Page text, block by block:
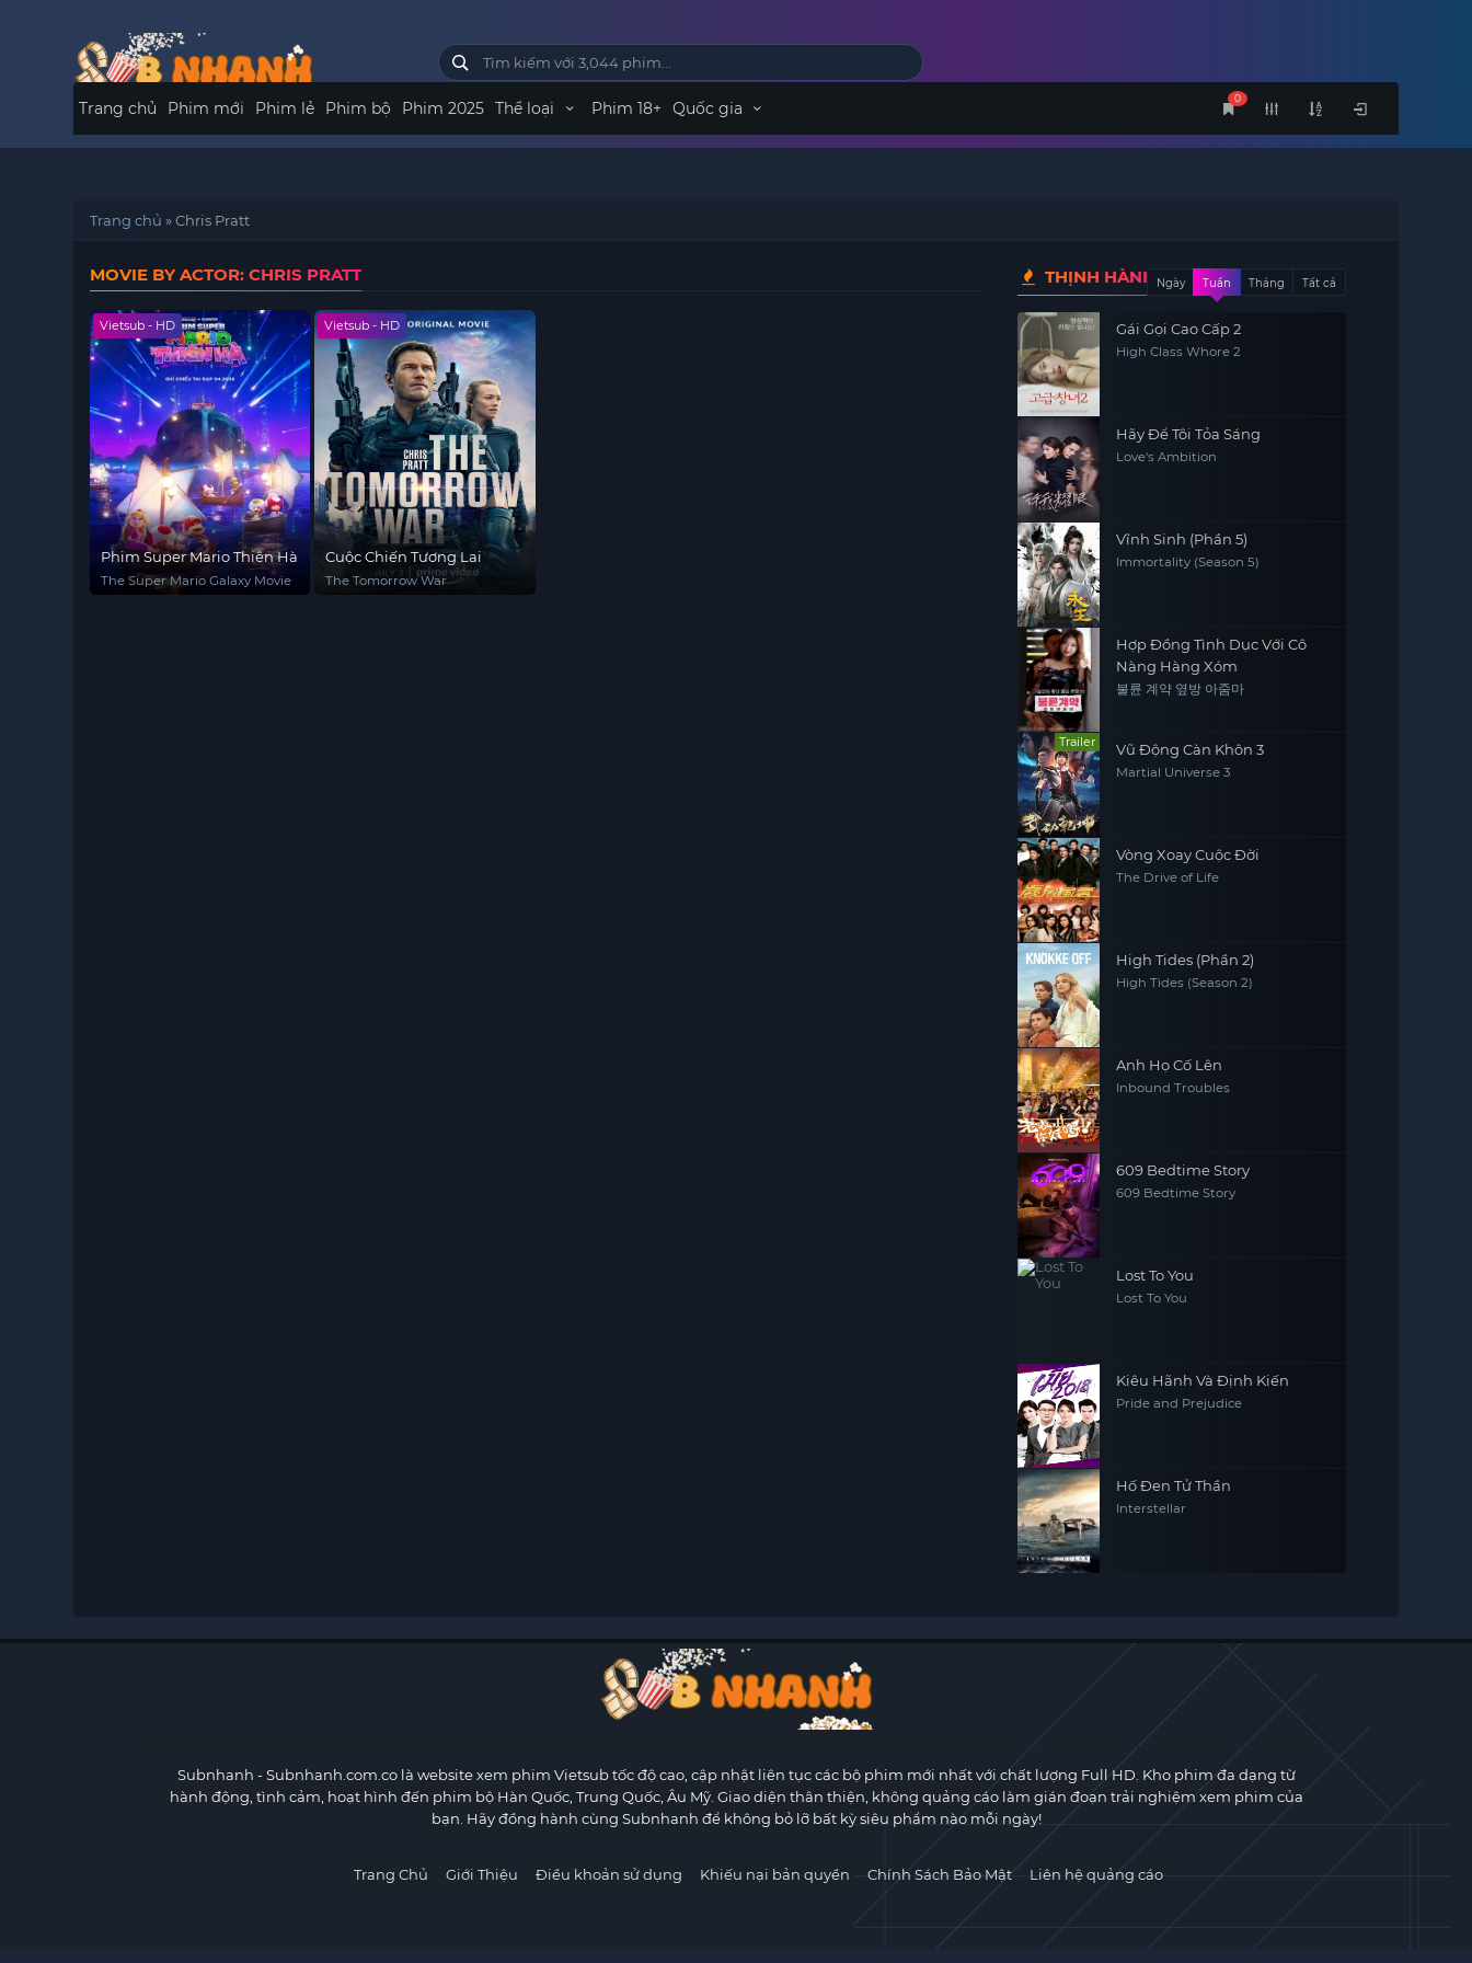
0
Trang chủ Phim mới Phim lẻ Phim bộ Phim 2025 Thể loại Phim 18+ Quốc gia
Trang chủ »Chris Pratt
MOVIE BY ACTOR: CHRIS PRATT
Vietsub - HD
Phim Super Mario Thiên Hà
The Super Mario Galaxy Movie
Vietsub - HD
Cuộc Chiến Tương Lai
The Tomorrow War
THỊNH HÀNHNgày Tuần Tháng Tất cả
Gái Gọi Cao Cấp 2
High Class Whore 2
Hãy Để Tôi Tỏa Sáng
Love's Ambition
Vĩnh Sinh (Phần 5)
Immortality (Season 5)
Hợp Đồng Tình Dục Với Cô
Nàng Hàng Xóm
불륜 계약 옆방 아줌마
Trailer Vũ Động Càn Khôn 3
Martial Universe 3
Vòng Xoay Cuộc Đời
The Drive of Life
High Tides (Phần 2)
High Tides (Season 2)
Anh Họ Cố Lên
Inbound Troubles
609 Bedtime Story
609 Bedtime Story
Lost To You
Lost To You
Kiêu Hãnh Và Định Kiến
Pride and Prejudice
Hố Đen Tử Thần
Interstellar
Subnhanh - Subnhanh.com.co là website xem phim Vietsub tốc độ cao, cập nhật liên tục các bộ phim mới nhất với chất lượng Full HD. Kho phim đa dạng từ
hành động, tình cảm, hoạt hình đến phim bộ Hàn Quốc, Trung Quốc, Âu Mỹ. Giao diện thân thiện, không quảng cáo làm gián đoạn trải nghiệm xem phim của
bạn. Hãy đồng hành cùng Subnhanh để không bỏ lỡ bất kỳ siêu phẩm nào mỗi ngày!
Trang Chủ Giới Thiệu Điều khoản sử dụng Khiếu nại bản quyền Chính Sách Bảo Mật Liên hệ quảng cáo